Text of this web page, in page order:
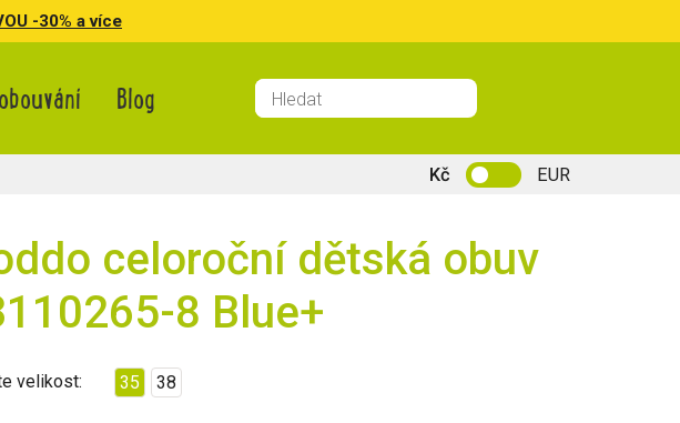
-30% a více
Blog
Kč EUR
celoroční dětská obuv
8 Blue+
velikost: 35 38